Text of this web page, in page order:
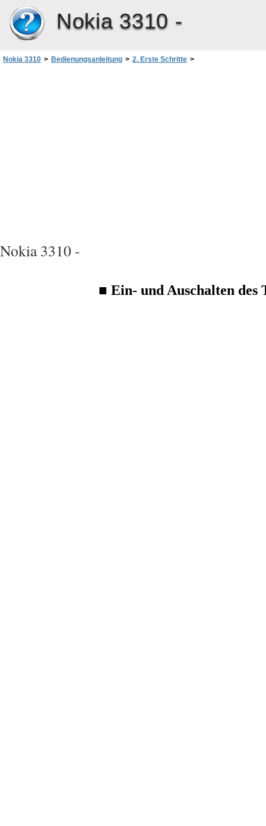
Nokia 3310 -
Nokia 3310 > Bedienungsanleitung > 2. Erste Schritte >
Nokia 3310 -
■ Ein- und Auschalten des